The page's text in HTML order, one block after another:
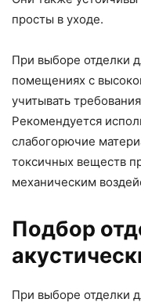
просты в уходе.
При выборе отделки
помещениях с
учитывать
Рекомендуется
слабогорючие
токсичных веществ
механическим
Подбор
При выборе отделки